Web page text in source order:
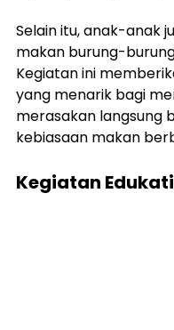
Selain itu, anak-anak
makan burung-
Kegiatan ini
yang menarik bagi
merasakan langsung
kebiasaan makan
Kegiatan